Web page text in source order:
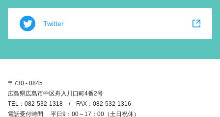
Twitter
〒730 - 0845
広島県広島市中区舟入川口町4番2号
TEL：082-532-1318 / FAX：082-532-1316
電話受付時間 平日9：00～17：00（土日祝休）